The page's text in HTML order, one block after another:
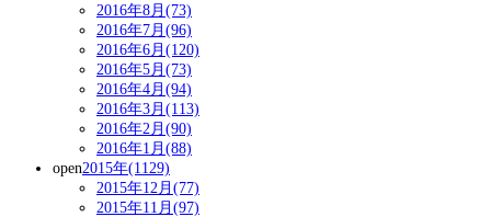
2016年8月(73)
2016年7月(96)
2016年6月(120)
2016年5月(73)
2016年4月(94)
2016年3月(113)
2016年2月(90)
2016年1月(88)
open2015年(1129)
2015年12月(77)
2015年11月(97)